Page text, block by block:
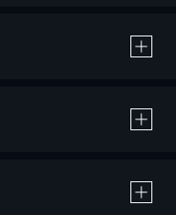
よる作品の購入 / レンタルです。
ルは、20％のポイント還元です。